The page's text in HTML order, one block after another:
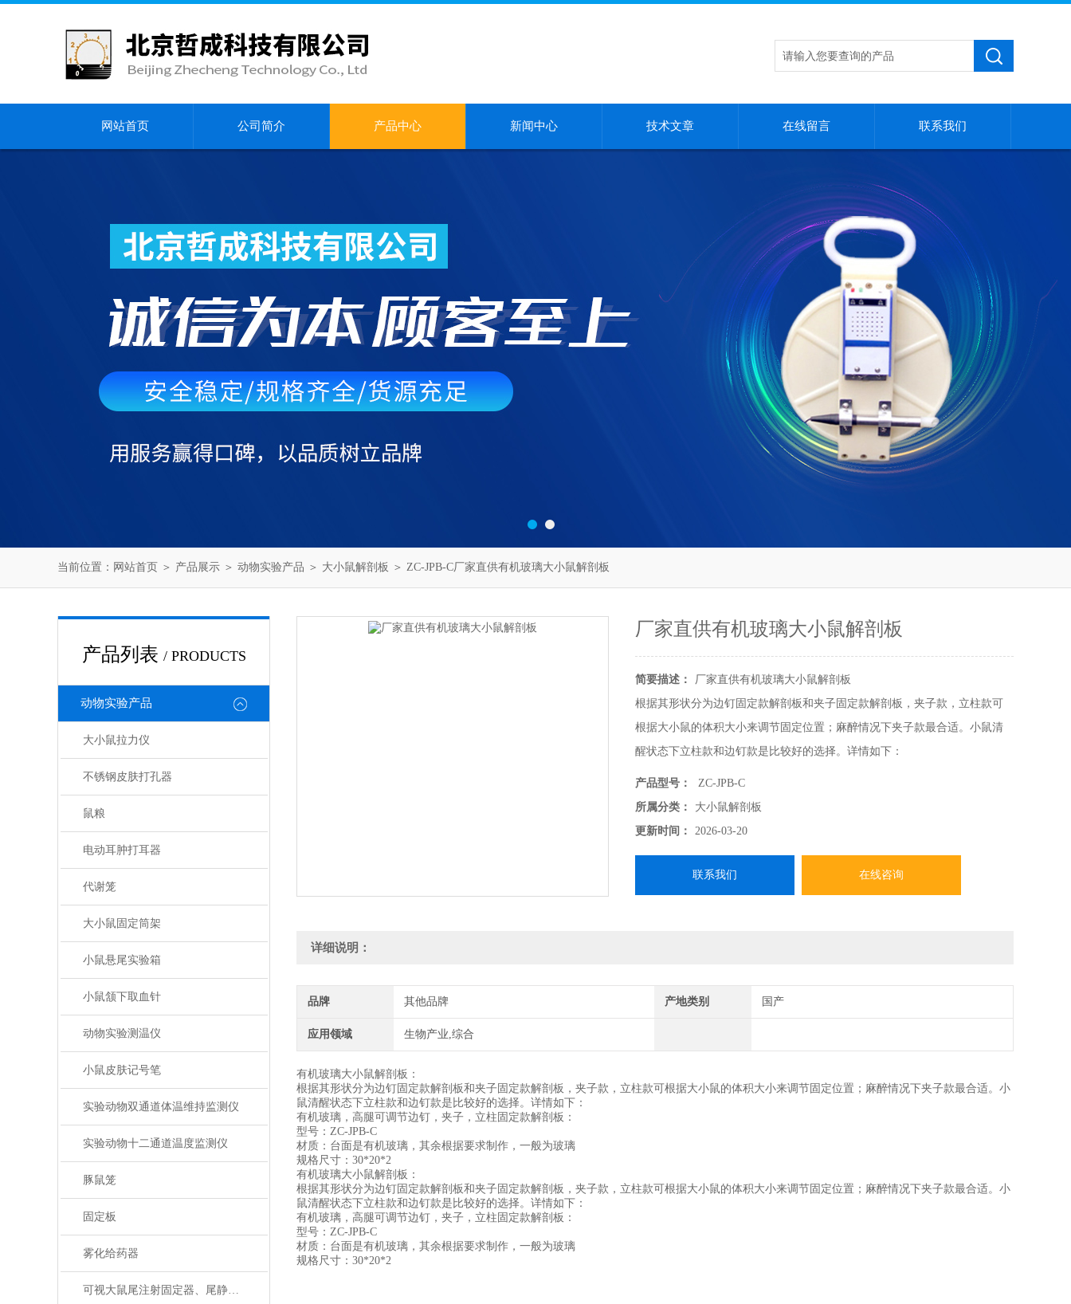
网站首页 公司简介 产品中心 新闻中心 技术文章 在线留言 联系我们
当前位置： 网站首页 ＞ 产品展示 ＞ 动物实验产品 ＞ 大小鼠解剖板 ＞ ZC-JPB-C厂家直供有机玻璃大小鼠解剖板
产品列表 / PRODUCTS
动物实验产品
大小鼠拉力仪
不锈钢皮肤打孔器
鼠粮
电动耳肿打耳器
代谢笼
大小鼠固定筒架
小鼠悬尾实验箱
小鼠颔下取血针
动物实验测温仪
小鼠皮肤记号笔
实验动物双通道体温维持监测仪
实验动物十二通道温度监测仪
豚鼠笼
固定板
雾化给药器
可视大鼠尾注射固定器、尾静脉注射
厂家直供有机玻璃大小鼠解剖板
简要描述：
厂家直供有机玻璃大小鼠解剖板
根据其形状分为边钉固定款解剖板和夹子固定款解剖板，夹子款，立柱款可
根据大小鼠的体积大小来调节固定位置；麻醉情况下夹子款最合适。小鼠清
醒状态下立柱款和边钉款是比较好的选择。详情如下：
有机玻璃，高腿可调节边钉，夹子，立柱固定款解剖板：
型号：ZC-JPB-C
材质：台面是有机玻璃，其余根据要求制作，一般为玻璃
产品型号：
ZC-JPB-C
所属分类：
大小鼠解剖板
更新时间：
2026-03-20
联系我们 在线咨询
详细说明：
品牌 其他品牌 产地类别 国产
应用领域 生物产业,综合
有机玻璃大小鼠解剖板：
根据其形状分为边钉固定款解剖板和夹子固定款解剖板，夹子款，立柱款可根据大小鼠的体积大小来调节固定位置；麻醉情况下夹子款最合适。小
鼠清醒状态下立柱款和边钉款是比较好的选择。详情如下：
有机玻璃，高腿可调节边钉，夹子，立柱固定款解剖板：
型号：ZC-JPB-C
材质：台面是有机玻璃，其余根据要求制作，一般为玻璃
规格尺寸：30*20*2
有机玻璃大小鼠解剖板：
根据其形状分为边钉固定款解剖板和夹子固定款解剖板，夹子款，立柱款可根据大小鼠的体积大小来调节固定位置；麻醉情况下夹子款最合适。小
鼠清醒状态下立柱款和边钉款是比较好的选择。详情如下：
有机玻璃，高腿可调节边钉，夹子，立柱固定款解剖板：
型号：ZC-JPB-C
材质：台面是有机玻璃，其余根据要求制作，一般为玻璃
规格尺寸：30*20*2